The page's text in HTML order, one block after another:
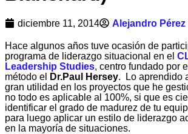
diciembre 11, 2014 Alejandro Pérez
Hace algunos años tuve ocasión de
programa de liderazgo situacional en el
Leadership Studies, centro fundado por
método el
Dr.Paul Hersey. Lo aprendido
gran utilidad en los proyectos que he
no todo es aplicable al 100%, si que es
identificar el grado de madurez de tu
para luego aplicar un estilo de liderazgo
en la mayoría de situaciones.